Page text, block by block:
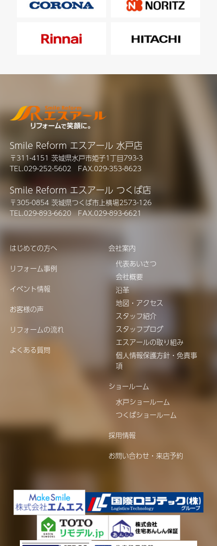
Smile Reform エスアール 水戸店
〒311-4151 茨城県水戸市姫子1丁目793-3
TEL.029-252-5602 FAX.029-353-8623
Smile Reform エスアール つくば店
〒305-0854 茨城県つくば市上横場2573-126
TEL.029-893-6620 FAX.029-893-6621
はじめての方へ
リフォーム事例
イベント情報
お客様の声
リフォームの流れ
よくある質問
会社案内
代表あいさつ
会社概要
沿革
地図・アクセス
スタッフ紹介
スタッフブログ
エスアールの取り組み
個人情報保護方針・免責事
項
ショールーム
水戸ショールーム
つくばショールーム
採用情報
お問い合わせ・来店予約